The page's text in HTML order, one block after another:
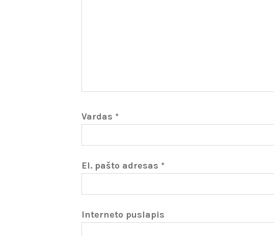
Vardas *
El. pašto adresas *
Interneto puslapis